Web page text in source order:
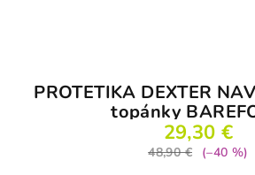
PROTETIKA DEXTER
topánky
29,30 €
48,90 €
(–40 %)